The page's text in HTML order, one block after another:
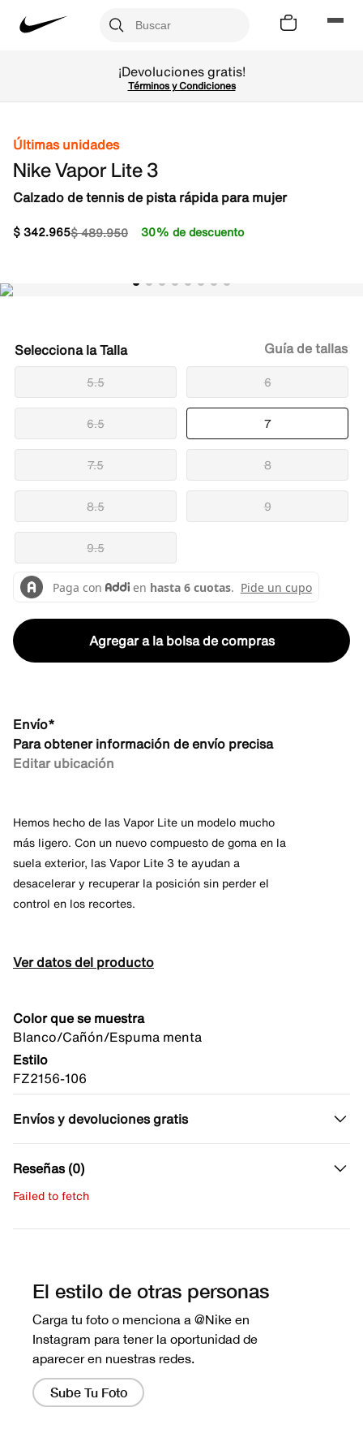
¡Devoluciones gratis!
Términos y Condiciones
Últimas unidades
Nike Vapor Lite 3
Calzado de tennis de pista rápida para mujer
$489.950
$342.965 30% de descuento
Talla
5.5 6
6.5 7
7.5 8
8.5 9
9.5
Guía de tallas
Agregar a la bolsa de compras
Envío*
Para obtener información de envío precisa
Editar ubicación
Hemos hecho de las Vapor Lite un modelo mucho
más ligero. Con un nuevo compuesto de goma en la
suela exterior, las Vapor Lite 3 te ayudan a
desacelerar y recuperar la posición sin perder el
control en los recortes.
Ver datos del producto
Color que se muestra
Blanco/Cañón/Espuma menta
Estilo
FZ2156-106
Envíos y devoluciones gratis
Reseñas (0)
Failed to fetch